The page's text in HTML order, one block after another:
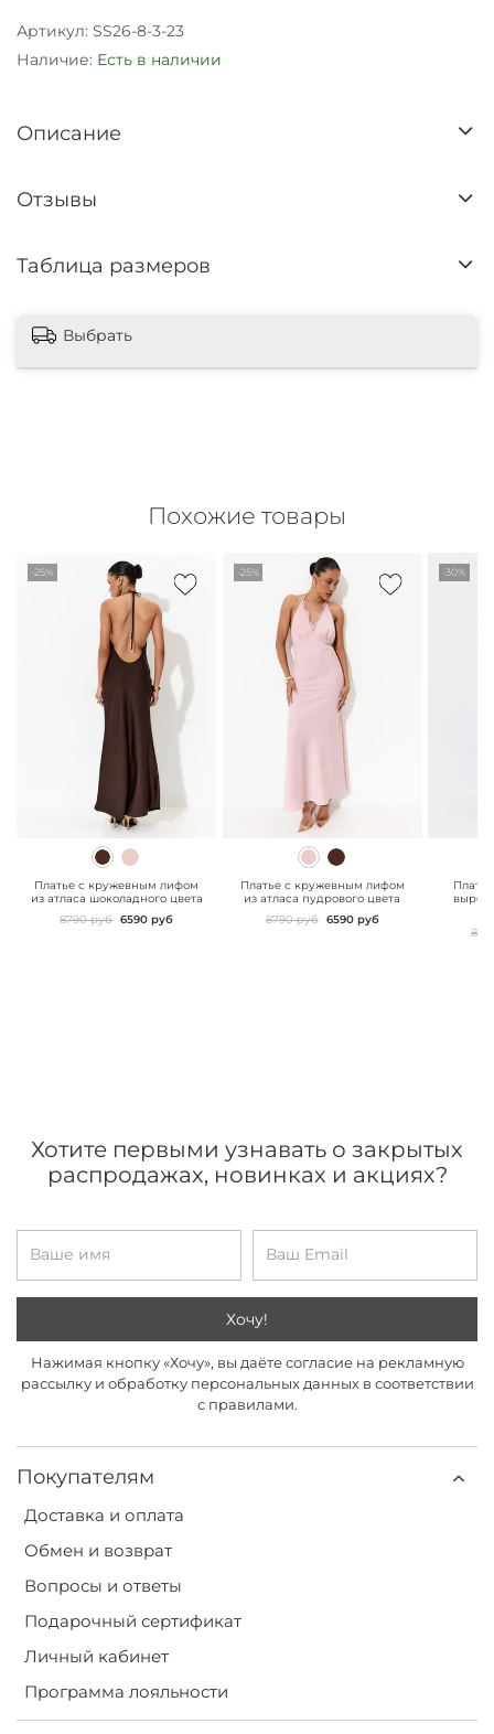
Артикул: SS26-8-3-23
Наличие: Есть в наличии
Описание
Отзывы
Таблица размеров
Выбрать
Похожие товары
-25%
" class="js-prevent-
Платье с кружевным лифом
из атласа шоколадного цвета
8790 руб 6590 руб
-25%
" class="js-prevent-
Платье с кружевным лифом
из атласа пудрового цвета
8790 руб 6590 руб
-30%
Покупателям
Доставка и оплата
Обмен и возврат
Вопросы и ответы
Подарочный сертификат
Личный кабинет
Программа лояльности
Хотите первыми узнавать о закрытых
распродажах, новинках и акциях?
Хочу!
Нажимая кнопку «Хочу», вы даёте согласие на рекламную
рассылку и обработку персональных данных в соответствии
с правилами.